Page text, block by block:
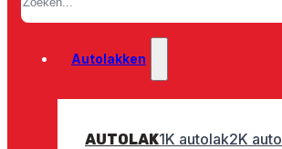
Autolakken
AUTOLAK1K autolak2K